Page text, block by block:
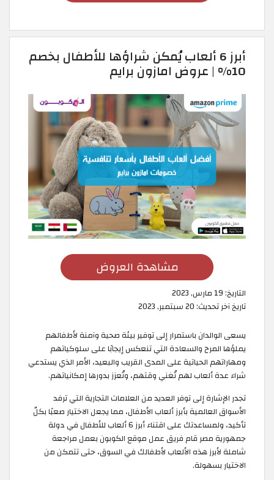
أبرز 6 ألعاب يُمكن شراؤها للأطفال بخصم
10% | عروض امازون برايم
مشاهدة العروض
التاريخ:19 مارس, 2023
تاريخ آخر تحديث:20 سبتمبر, 2023
يسعى الوالدان باستمرار إلى توفير بيئة صحية وآمنة لأطفالهم
يملؤها المرح والسعادة التي تنعكس إيجابًا على سلوكياتهم
ومهاراتهم الحياتية على المدى القريب والبعيد، الأمر الذي يستدعي
شراء عدة ألعاب لهم تُغني وقتهم، وتُعزز بدورها إمكانياتهم.
تجدر الإشارة إلى توفر العديد من العلامات التجارية التي ترفد
الأسواق العالمية بأبرز ألعاب الأطفال، مما يجعل الاختيار صعبًا بكلّ
تأكيد، ولمساعدتك على اقتناء أبرز 6 ألعاب للأطفال في دولة
جمهورية مصر قام فريق عمل موقع الكوبون بعمل مراجعة
شاملة لأبرز هذه الألعاب لأطفالك في السوق، حتى تتمكن من
الاختيار بسهولة.